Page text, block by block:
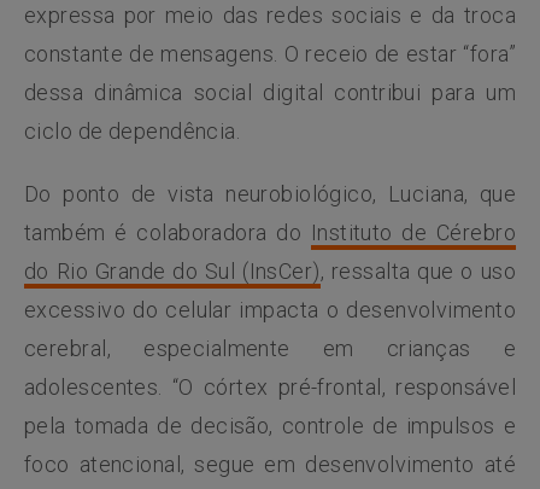
expressa por meio das redes sociais e da troca
constante de mensagens. O receio de estar “fora”
dessa dinâmica social digital contribui para um
ciclo de dependência.
Do ponto de vista neurobiológico, Luciana, que
também é colaboradora do Instituto de Cérebro
do Rio Grande do Sul (InsCer), ressalta que o uso
excessivo do celular impacta o desenvolvimento
cerebral, especialmente em crianças e
adolescentes. “O córtex pré-frontal, responsável
pela tomada de decisão, controle de impulsos e
foco atencional, segue em desenvolvimento até